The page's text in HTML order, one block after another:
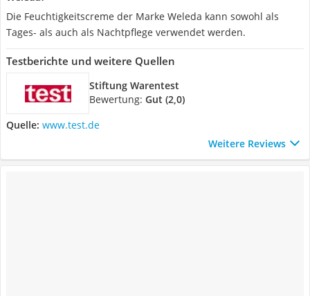
Die Feuchtigkeitscreme der Marke Weleda kann sowohl als
Tages- als auch als Nachtpflege verwendet werden.
Testberichte und weitere Quellen
Stiftung Warentest
Bewertung: Gut (2,0)
Quelle: www.test.de
Weitere Reviews